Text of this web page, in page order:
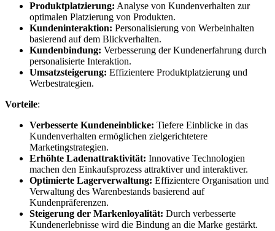
Produktplatzierung: Analyse von Kundenverhalten zur
optimalen Platzierung von Produkten.
Kundeninteraktion: Personalisierung von Werbeinhalten
basierend auf dem Blickverhalten.
Kundenbindung: Verbesserung der Kundenerfahrung durch
personalisierte Interaktion.
Umsatzsteigerung: Effizientere Produktplatzierung und
Werbestrategien.
Vorteile:
Verbesserte Kundeneinblicke: Tiefere Einblicke in das
Kundenverhalten ermöglichen zielgerichtetere
Marketingstrategien.
Erhöhte Ladenattraktivität: Innovative Technologien
machen den Einkaufsprozess attraktiver und interaktiver.
Optimierte Lagerverwaltung: Effizientere Organisation und
Verwaltung des Warenbestands basierend auf
Kundenpräferenzen.
Steigerung der Markenloyalität: Durch verbesserte
Kundenerlebnisse wird die Bindung an die Marke gestärkt.